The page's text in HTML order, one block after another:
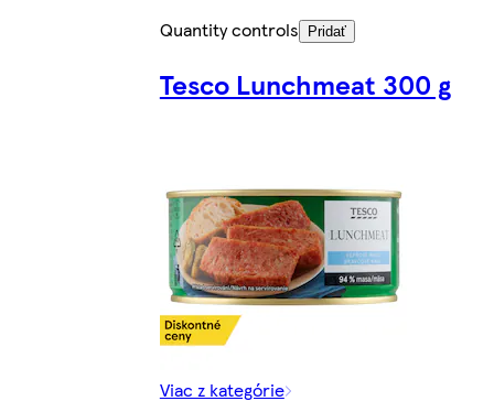
Quantity controls
Pridať
Tesco Lunchmeat 300 g
Viac z kategórie